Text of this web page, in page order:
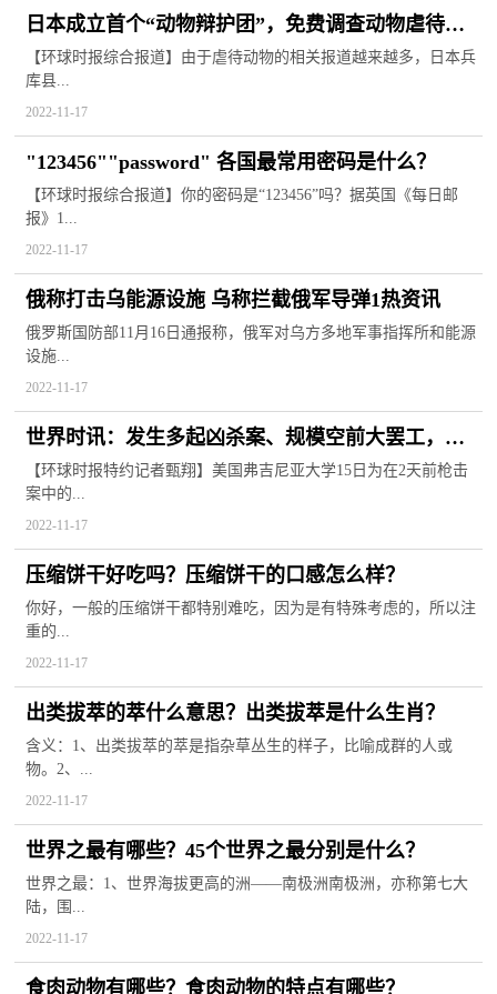
日本成立首个“动物辩护团”，免费调查动物虐待案3
全球聚看点
【环球时报综合报道】由于虐待动物的相关报道越来越多，日本兵
库县...
2022-11-17
"123456""password" 各国最常用密码是什么？
【环球时报综合报道】你的密码是“123456”吗？据英国《每日邮
报》1...
2022-11-17
俄称打击乌能源设施 乌称拦截俄军导弹1热资讯
俄罗斯国防部11月16日通报称，俄军对乌方多地军事指挥所和能源
设施...
2022-11-17
世界时讯：发生多起凶杀案、规模空前大罢工，美
国大学起风波
【环球时报特约记者甄翔】美国弗吉尼亚大学15日为在2天前枪击
案中的...
2022-11-17
压缩饼干好吃吗？压缩饼干的口感怎么样？
你好，一般的压缩饼干都特别难吃，因为是有特殊考虑的，所以注
重的...
2022-11-17
出类拔萃的萃什么意思？出类拔萃是什么生肖？
含义：1、出类拔萃的萃是指杂草丛生的样子，比喻成群的人或
物。2、...
2022-11-17
世界之最有哪些？45个世界之最分别是什么？
世界之最：1、世界海拔更高的洲——南极洲南极洲，亦称第七大
陆，围...
2022-11-17
食肉动物有哪些？食肉动物的特点有哪些？